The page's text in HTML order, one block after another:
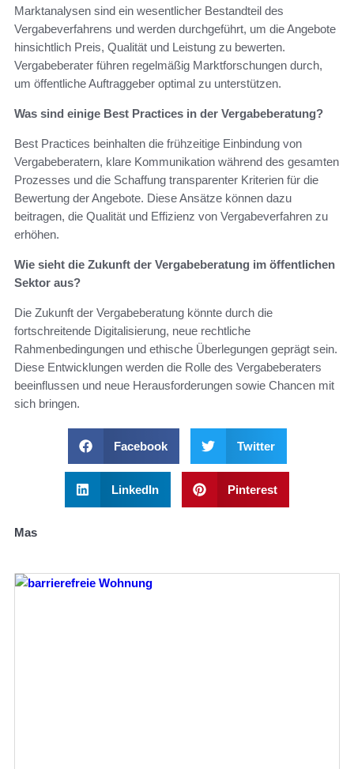
Marktanalysen sind ein wesentlicher Bestandteil des
Vergabeverfahrens und werden durchgeführt, um die Angebote
hinsichtlich Preis, Qualität und Leistung zu bewerten.
Vergabeberater führen regelmäßig Marktforschungen durch,
um öffentliche Auftraggeber optimal zu unterstützen.
Was sind einige Best Practices in der Vergabeberatung?
Best Practices beinhalten die frühzeitige Einbindung von
Vergabeberatern, klare Kommunikation während des gesamten
Prozesses und die Schaffung transparenter Kriterien für die
Bewertung der Angebote. Diese Ansätze können dazu
beitragen, die Qualität und Effizienz von Vergabeverfahren zu
erhöhen.
Wie sieht die Zukunft der Vergabeberatung im öffentlichen
Sektor aus?
Die Zukunft der Vergabeberatung könnte durch die
fortschreitende Digitalisierung, neue rechtliche
Rahmenbedingungen und ethische Überlegungen geprägt sein.
Diese Entwicklungen werden die Rolle des Vergabeberaters
beeinflussen und neue Herausforderungen sowie Chancen mit
sich bringen.
Facebook Twitter
LinkedIn Pinterest
Mas